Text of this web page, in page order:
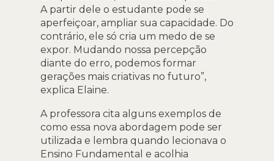
A partir dele o estudante pode se
aperfeiçoar, ampliar sua capacidade. Do
contrário, ele só cria um medo de se
expor. Mudando nossa percepção
diante do erro, podemos formar
gerações mais criativas no futuro”,
explica Elaine.
A professora cita alguns exemplos de
como essa nova abordagem pode ser
utilizada e lembra quando lecionava o
Ensino Fundamental e acolhia